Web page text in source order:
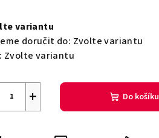
variantu
doručit do: Zvolte variantu
Zvolte variantu
+ Do košíku